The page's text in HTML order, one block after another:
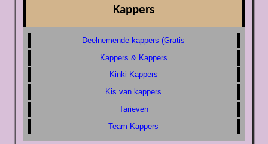
Kappers
Deelnemende kappers (Gratis
Kappers & Kappers
Kinki Kappers
Kis van kappers
Tarieven
Team Kappers